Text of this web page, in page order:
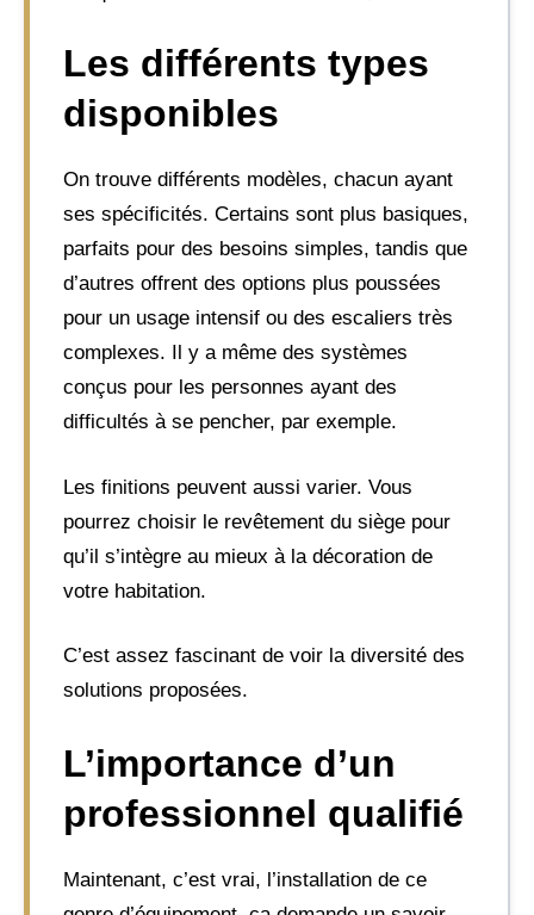
Les différents types
disponibles
On trouve différents modèles, chacun ayant
ses spécificités. Certains sont plus basiques,
parfaits pour des besoins simples, tandis que
d’autres offrent des options plus poussées
pour un usage intensif ou des escaliers très
complexes. Il y a même des systèmes
conçus pour les personnes ayant des
difficultés à se pencher, par exemple.
Les finitions peuvent aussi varier. Vous
pourrez choisir le revêtement du siège pour
qu’il s’intègre au mieux à la décoration de
votre habitation.
C’est assez fascinant de voir la diversité des
solutions proposées.
L’importance d’un
professionnel qualifié
Maintenant, c’est vrai, l’installation de ce